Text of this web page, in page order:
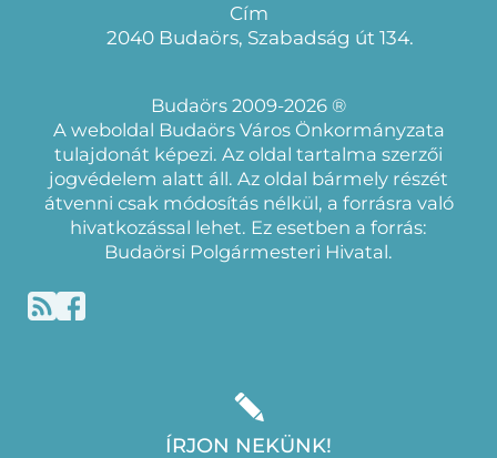
Cím
2040 Budaörs, Szabadság út 134.
Budaörs 2009-2026 ®
A weboldal Budaörs Város Önkormányzata
tulajdonát képezi. Az oldal tartalma szerzői
jogvédelem alatt áll. Az oldal bármely részét
átvenni csak módosítás nélkül, a forrásra való
hivatkozással lehet. Ez esetben a forrás:
Budaörsi Polgármesteri Hivatal.
ÍRJON NEKÜNK!